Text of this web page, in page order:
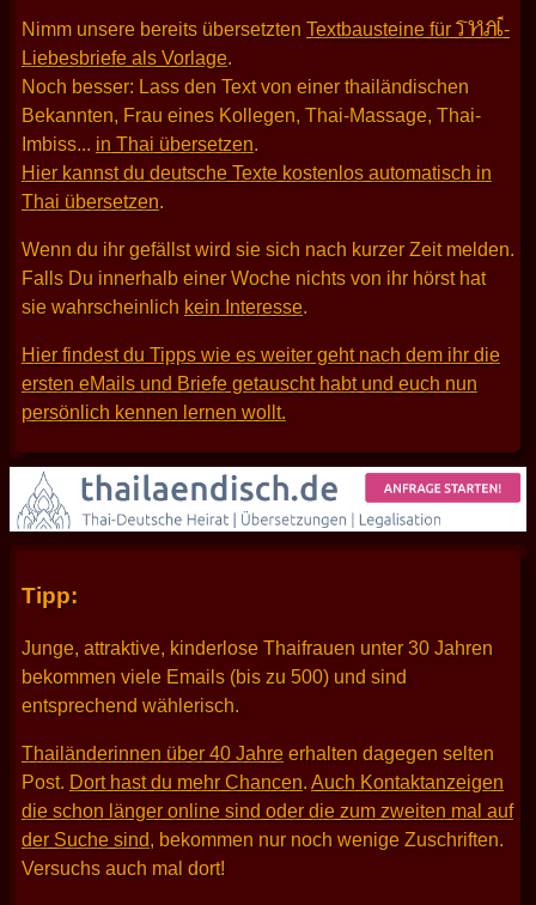
Nimm unsere bereits übersetzten Textbausteine für THAI-
Liebesbriefe als Vorlage.
Noch besser: Lass den Text von einer thailändischen
Bekannten, Frau eines Kollegen, Thai-Massage, Thai-
Imbiss... in Thai übersetzen.
Hier kannst du deutsche Texte kostenlos automatisch in
Thai übersetzen.
Wenn du ihr gefällst wird sie sich nach kurzer Zeit melden.
Falls Du innerhalb einer Woche nichts von ihr hörst hat
sie wahrscheinlich kein Interesse.
Hier findest du Tipps wie es weiter geht nach dem ihr die
ersten eMails und Briefe getauscht habt und euch nun
persönlich kennen lernen wollt.
Tipp:
Junge, attraktive, kinderlose Thaifrauen unter 30 Jahren
bekommen viele Emails (bis zu 500) und sind
entsprechend wählerisch.
Thailänderinnen über 40 Jahre erhalten dagegen selten
Post. Dort hast du mehr Chancen. Auch Kontaktanzeigen
die schon länger online sind oder die zum zweiten mal auf
der Suche sind, bekommen nur noch wenige Zuschriften.
Versuchs auch mal dort!